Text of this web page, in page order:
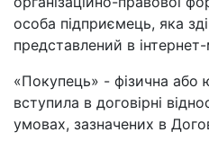
особа підприємець, яка
представлений в інтернет-
«Покупець» - фізична
вступила в договірні
умовах, зазначених в